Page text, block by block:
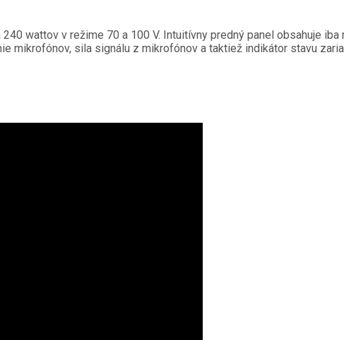
wattov v režime 70 a 100 V. Intuitívny predný panel obsahuje
mikrofónov, sila signálu z mikrofónov a taktiež indikátor stavu